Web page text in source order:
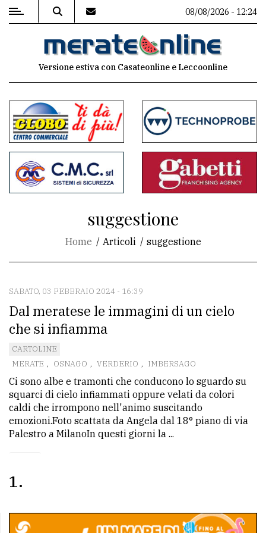
MENU
commenti
Contenuti
del
sito
CONTATTI
La
redazione
Scrivici
Per
la
pubblicità
per
08/08/2026 - 12:24
Versione estiva con Casateonline e Leccoonline
suggestione
Home Articoli suggestione
SABATO, 03 FEBBRAIO 2024 - 16:39
Dal meratese le immagini di un cielo
che si infiamma
CARTOLINE
MERATE , OSNAGO , VERDERIO , IMBERSAGO
Ci sono albe e tramonti che conducono lo sguardo su
squarci di cielo infiammati oppure velati da colori
caldi che irrompono nell'animo suscitando
emozioni.Foto scattata da Angela dal 18° piano di via
Palestro a MilanoIn questi giorni la ...
1